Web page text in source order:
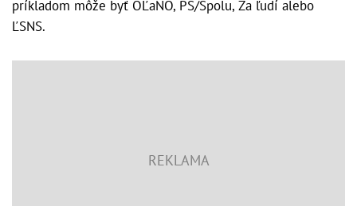
príkladom môže byť OĽaNO, PS/Spolu, Za ľudí alebo
ĽSNS.